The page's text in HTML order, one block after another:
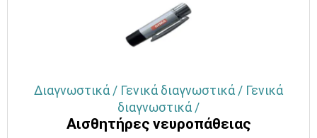
Διαγνωστικά / Γενικά διαγνωστικά / Γενικά
διαγνωστικά /
Αισθητήρες νευροπάθειας